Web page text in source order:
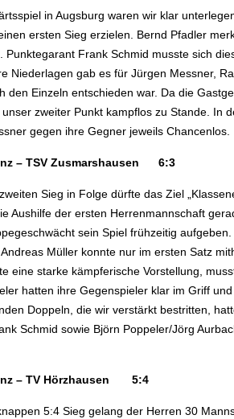
in Augsburg waren wir klar
ersten Sieg erzielen. Bernd Pfadler
Punktegarant Frank Schmid musste sich
Niederlagen gab es für Jürgen Messner,
den Einzeln entschieden war. Da die
zweiter Punkt kampflos zu Stande. In
gegen ihre Gegner jeweils Chancenlos.
– TSV Zusmarshausen 6:3
Sieg in Folge dürfte das Ziel
Aushilfe der ersten Herrenmannschaft
sein Spiel frühzeitig
Müller konnte nur im ersten Satz
eine starke kämpferische Vorstellung,
hatten ihre Gegenspieler klar im Griff
Doppeln, die wir verstärkt bestritten,
Schmid sowie Björn Poppeler/Jörg
– TV Hörzhausen 5:4
5:4 Sieg gelang der Herren 30